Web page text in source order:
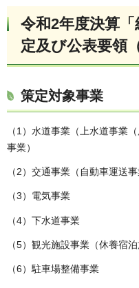
令和2年度決算
定及び公表要領
策定対象事業
（1）水道事業（上水道事業
事業）
（2）交通事業（自動車運送
（3）電気事業
（4）下水道事業
（5）観光施設事業（休養宿泊
（6）駐車場整備事業